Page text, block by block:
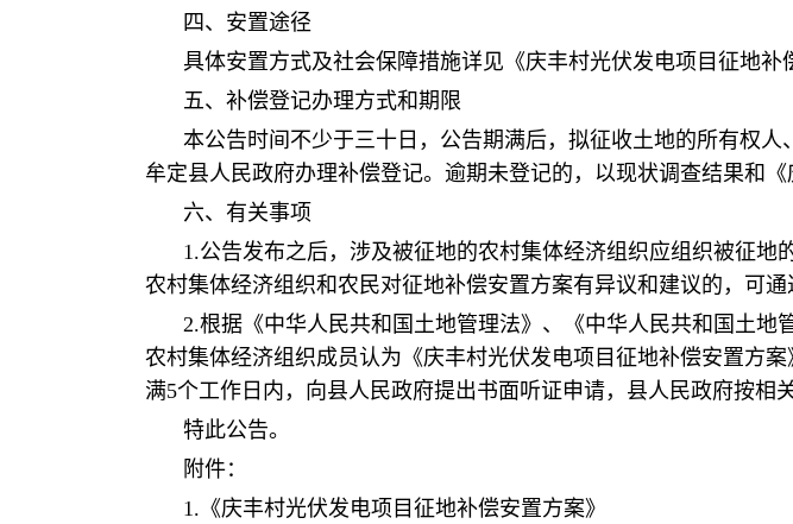
四、安置途径
具体安置方式及社会保障措施详见《庆丰村光伏发电项目征地补
五、补偿登记办理方式和期限
本公告时间不少于三十日，公告期满后，拟征收土地的所有权人
牟定县人民政府办理补偿登记。逾期未登记的，以现状调查结果和
六、有关事项
1.公告发布之后，涉及被征地的农村集体经济组织应组织被征
农村集体经济组织和农民对征地补偿安置方案有异议和建议的，可
2.根据《中华人民共和国土地管理法》、《中华人民共和国土
农村集体经济组织成员认为《庆丰村光伏发电项目征地补偿安置方
满5个工作日内，向县人民政府提出书面听证申请，县人民政府按相
特此公告。
附件：
1.《庆丰村光伏发电项目征地补偿安置方案》